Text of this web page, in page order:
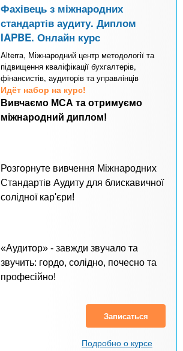
Фахівець з міжнародних
стандартів аудиту. Диплом
IAPBE. Онлайн курс
Alterra, Міжнародний центр методології та
підвищення кваліфікації бухгалтерів,
фінансистів, аудиторів та управлінців
Идёт набор на курс!
Вивчаємо МСА та отримуємо
міжнародний диплом!
Розгорнуте вивчення Міжнародних
Стандартів Аудиту для блискавичної
солідної кар'єри!
«Аудитор» - завжди звучало та
звучить: гордо, солідно, почесно та
професійно!
Записаться
Подробно о курсе